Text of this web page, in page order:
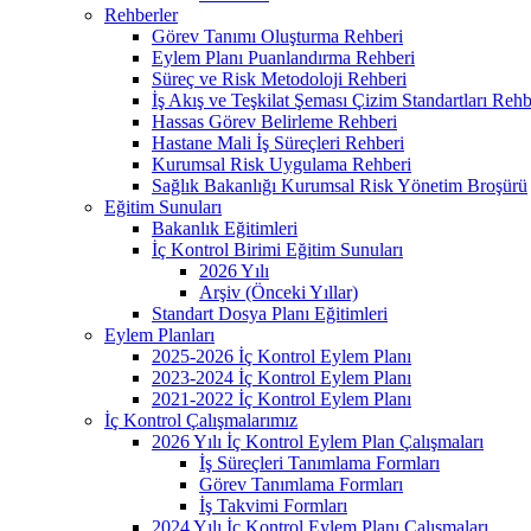
Rehberler
Görev Tanımı Oluşturma Rehberi
Eylem Planı Puanlandırma Rehberi
Süreç ve Risk Metodoloji Rehberi
İş Akış ve Teşkilat Şeması Çizim Standartları
Hassas Görev Belirleme Rehberi
Hastane Mali İş Süreçleri Rehberi
Kurumsal Risk Uygulama Rehberi
Sağlık Bakanlığı Kurumsal Risk Yönetim Broşürü
Eğitim Sunuları
Bakanlık Eğitimleri
İç Kontrol Birimi Eğitim Sunuları
2026 Yılı
Arşiv (Önceki Yıllar)
Standart Dosya Planı Eğitimleri
Eylem Planları
2025-2026 İç Kontrol Eylem Planı
2023-2024 İç Kontrol Eylem Planı
2021-2022 İç Kontrol Eylem Planı
İç Kontrol Çalışmalarımız
2026 Yılı İç Kontrol Eylem Plan Çalışmaları
İş Süreçleri Tanımlama Formları
Görev Tanımlama Formları
İş Takvimi Formları
2024 Yılı İç Kontrol Eylem Planı Çalışmaları